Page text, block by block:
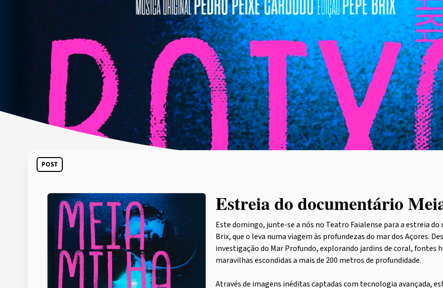
POST
Estreia do documentário
Este domingo, junte-se a nós no Teatro Faialense para a estreia
Brix, que o leva numa viagem às profundezas do mar dos Açores.
investigação do Mar Profundo, explorando jardins de coral, fontes
maravilhas escondidas a mais de 200 metros de profundidade.
Através de imagens inéditas captadas com tecnologia avançada,